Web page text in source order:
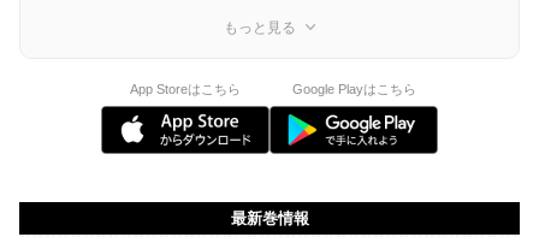
もっと見る
App Storeはこちら Google Playはこちら
最新巻情報